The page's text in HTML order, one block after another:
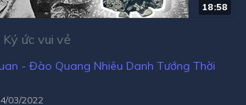
18:58
Ký ức vui vẻ
- Đào Quang Nhiêu Danh Tướng Thời
03/2022